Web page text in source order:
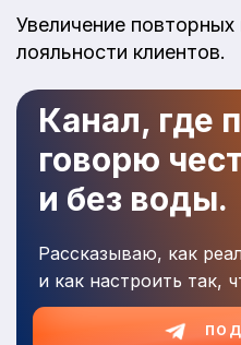
Увеличение повторных
лояльности клиентов.
Канал, где
говорю
и без воды.
Рассказываю, как
и как настроить так,